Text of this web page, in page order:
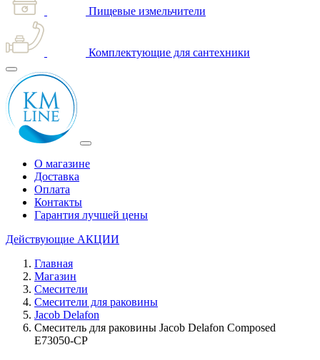
Пищевые измельчители
Комплектующие для сантехники
О магазине
Доставка
Оплата
Контакты
Гарантия лучшей цены
Действующие АКЦИИ
Главная
Магазин
Смесители
Смесители для раковины
Jacob Delafon
Смеситель для раковины Jacob Delafon Composed
E73050-CP